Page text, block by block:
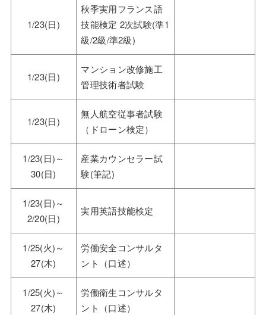
1/23(日)
秋季実用フランス語
技能検定 2次試験(準1
級/2級/準2級)
1/23(日)
マンション改修施工
管理技術者試験
1/23(日)
無人航空従事者試験
（ドローン検定）
1/23(日)～
30(日)
産業カウンセラー試
験(筆記)
1/23(日)～
2/20(日)
実用英語技能検定
1/25(火)～
27(木)
労働安全コンサルタ
ント（口述）
1/25(火)～
27(木)
労働衛生コンサルタ
ント（口述）